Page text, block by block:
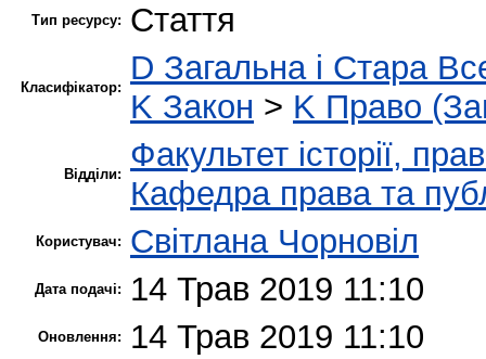
Тип ресурсу: Стаття
Класифікатор:
D Загальна і Стара
K Закон > K Право
Відділи:
Факультет історії,
Кафедра права та
Користувач: Світлана Чорновіл
Дата подачі: 14 Трав 2019 11:10
Оновлення: 14 Трав 2019 11:10